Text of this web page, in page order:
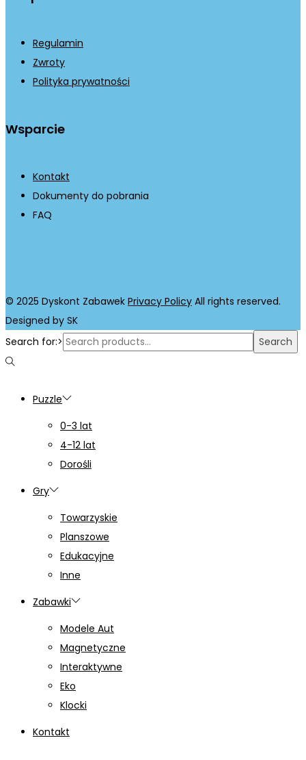
Regulamin
Zwroty
Polityka prywatności
Wsparcie
Kontakt
Dokumenty do pobrania
FAQ
© 2025 Dyskont Zabawek Privacy Policy All rights reserved.
Designed by SK
Search for:>
Search
Puzzle
0-3 lat
4-12 lat
Dorośli
Gry
Towarzyskie
Planszowe
Edukacyjne
Inne
Zabawki
Modele Aut
Magnetyczne
Interaktywne
Eko
Klocki
Kontakt